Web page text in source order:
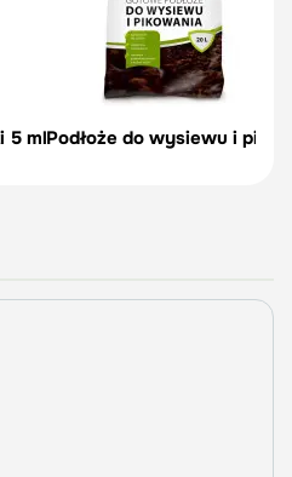
5 mlPodłoże do wysiewu i